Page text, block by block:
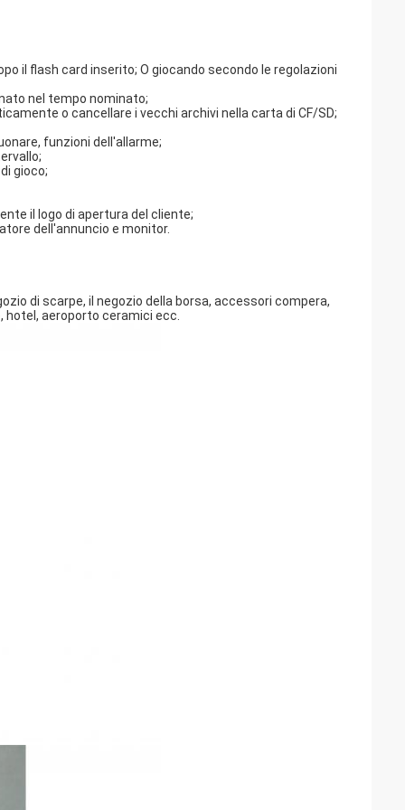
il flash card inserito; O giocando secondo le regolazioni
nel tempo nominato;
o cancellare i vecchi archivi nella carta di CF/SD;
funzioni dell'allarme;
gioco;
il logo di apertura del cliente;
dell'annuncio e monitor.
di scarpe, il negozio della borsa, accessori compera,
aeroporto ceramici ecc.